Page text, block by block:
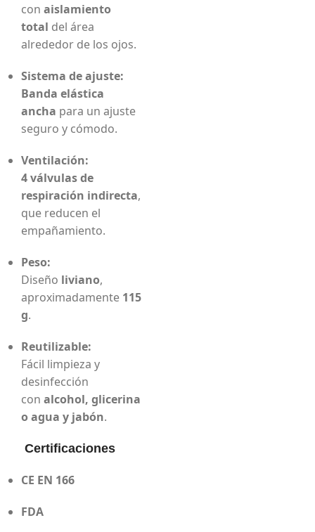
con aislamiento
total del área
alrededor de los ojos.
Sistema de ajuste:
Banda elástica
ancha para un ajuste
seguro y cómodo.
Ventilación:
4 válvulas de
respiración indirecta,
que reducen el
empañamiento.
Peso:
Diseño liviano,
aproximadamente 115
g.
Reutilizable:
Fácil limpieza y
desinfección
con alcohol, glicerina
o agua y jabón.
Certificaciones
CE EN 166
FDA